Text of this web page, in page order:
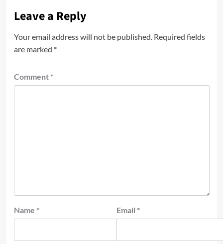
Leave a Reply
Your email address will not be published. Required fields
are marked *
Comment *
Name * Email *